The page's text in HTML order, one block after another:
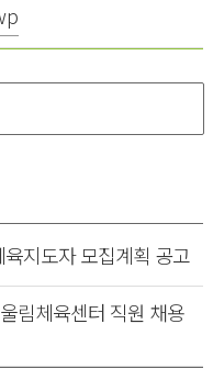
지도자 모집계획 공고
림체육센터 직원 채용